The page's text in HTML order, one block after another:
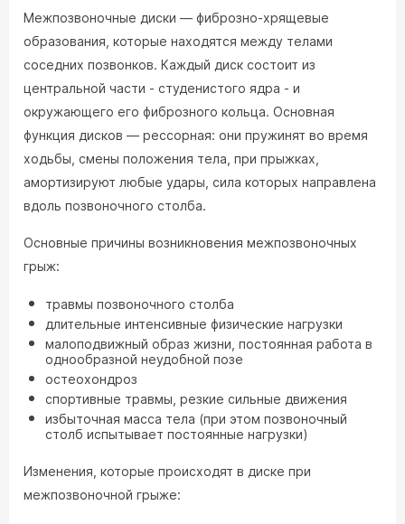
Межпозвоночные диски — фиброзно-хрящевые
образования, которые находятся между телами
соседних позвонков. Каждый диск состоит из
центральной части - студенистого ядра - и
окружающего его фиброзного кольца. Основная
функция дисков — рессорная: они пружинят во время
ходьбы, смены положения тела, при прыжках,
амортизируют любые удары, сила которых направлена
вдоль позвоночного столба.
Основные причины возникновения межпозвоночных
грыж:
травмы позвоночного столба
длительные интенсивные физические нагрузки
малоподвижный образ жизни, постоянная работа в
однообразной неудобной позе
остеохондроз
спортивные травмы, резкие сильные движения
избыточная масса тела (при этом позвоночный
столб испытывает постоянные нагрузки)
Изменения, которые происходят в диске при
межпозвоночной грыже: